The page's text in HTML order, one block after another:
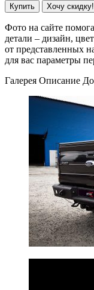
Купить Хочу скидку!
Фото на сайте
детали – дизайн,
от представленных
для вас параметры
Галерея Описание